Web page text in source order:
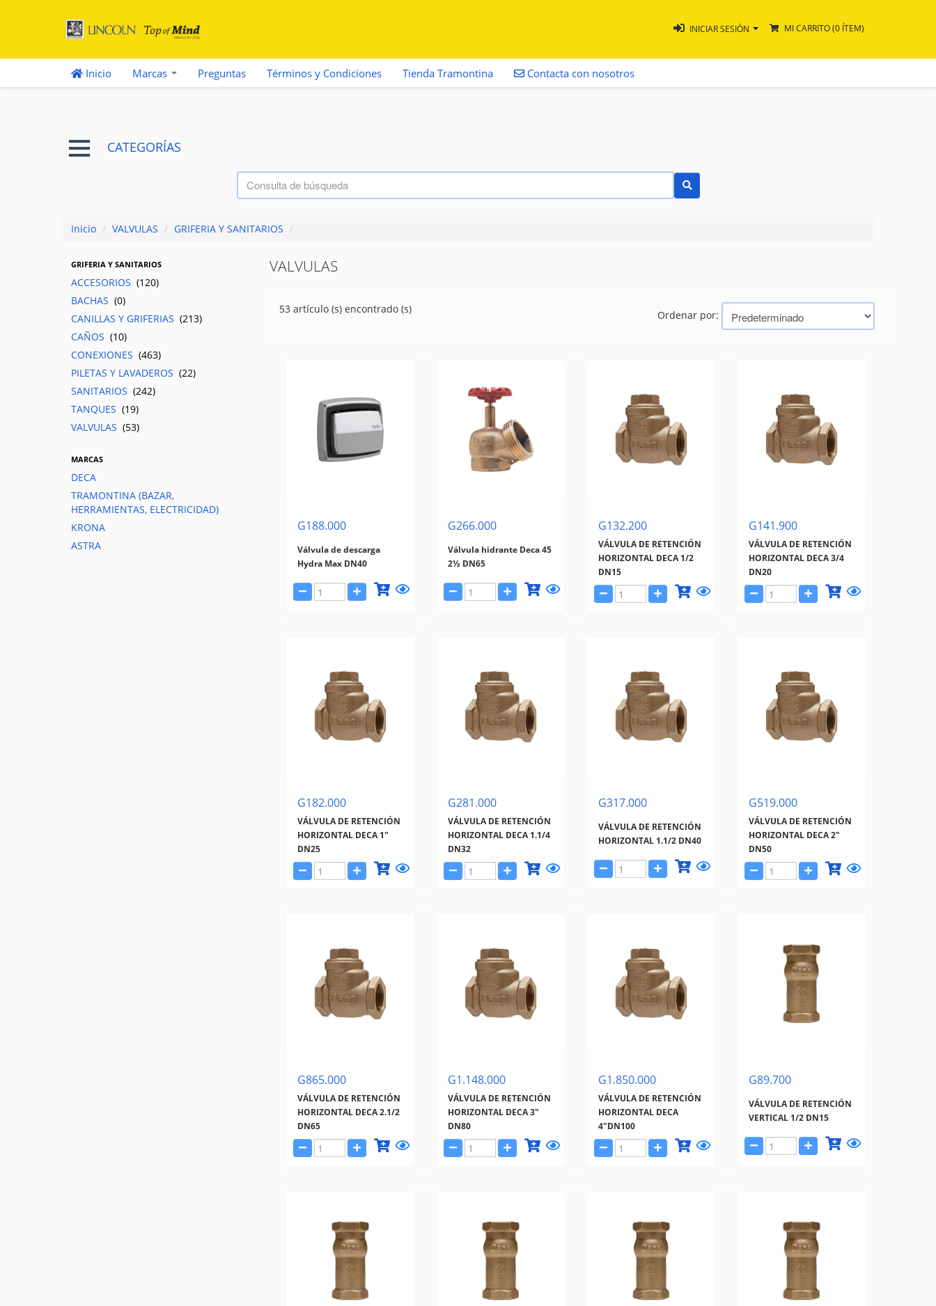
INICIAR SESIÓN MI CARRITO(0 ÍTEM)
Inicio Marcas Preguntas Términos y Condiciones Tienda Tramontina Contacta con nosotros
CATEGORÍAS
Inicio / VALVULAS / GRIFERIA Y SANITARIOS /
GRIFERIA Y SANITARIOS
ACCESORIOS (120)
BACHAS (0)
CANILLAS Y GRIFERIAS (213)
CAÑOS (10)
CONEXIONES (463)
PILETAS Y LAVADEROS (22)
SANITARIOS (242)
TANQUES (19)
VALVULAS (53)
MARCAS
DECA
TRAMONTINA (BAZAR,
HERRAMIENTAS, ELECTRICIDAD)
KRONA
ASTRA
VALVULAS
53 artículo (s) encontrado (s) Ordenar por:
G188.000
Válvula de descarga
Hydra Max DN40
G266.000
Válvula hidrante Deca 45
2½ DN65
G132.200
VÁLVULA DE RETENCIÓN
HORIZONTAL DECA 1/2
DN15
G141.900
VÁLVULA DE RETENCIÓN
HORIZONTAL DECA 3/4
DN20
G182.000
VÁLVULA DE RETENCIÓN
HORIZONTAL DECA 1"
DN25
G281.000
VÁLVULA DE RETENCIÓN
HORIZONTAL DECA 1.1/4
DN32
G317.000
VÁLVULA DE RETENCIÓN
HORIZONTAL 1.1/2 DN40
G519.000
VÁLVULA DE RETENCIÓN
HORIZONTAL DECA 2"
DN50
G865.000
VÁLVULA DE RETENCIÓN
HORIZONTAL DECA 2.1/2
DN65
G1.148.000
VÁLVULA DE RETENCIÓN
HORIZONTAL DECA 3"
DN80
G1.850.000
VÁLVULA DE RETENCIÓN
HORIZONTAL DECA
4"DN100
G89.700
VÁLVULA DE RETENCIÓN
VERTICAL 1/2 DN15